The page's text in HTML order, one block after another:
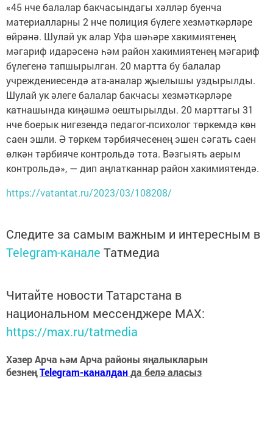
«45 нче балалар бакчасындагы хәлләр буенча
материалларны 2 нче полиция бүлеге хезмәткәрләре
өйрәнә. Шулай ук алар Уфа шәһәре хакимиятенең
мәгариф идарәсенә һәм район хакимиятенең мәгариф
бүлегенә тапшырылган. 20 мартта бу балалар
учреждениесендә ата-аналар җыелышы уздырылды.
Шулай ук әлеге балалар бакчасы хезмәткәрләре
катнашында киңәшмә оештырылды. 20 марттагы 31
нче боерык нигезендә педагог-психолог төркемдә көн
саен эшли. Ә төркем тәрбиячесенең эшен сәгать саен
өлкән тәрбияче контрольдә тота. Вәзгыять аерым
контрольдә», — дип аңлатканнар район хакимиятендә.
https://vatantat.ru/2023/03/108208/
Следите за самым важным и интересным в
Telegram-канале Татмедиа
Читайте новости Татарстана в
национальном мессенджере MАХ:
https://max.ru/tatmedia
Хәзер Арча һәм Арча районы яңалыкларын
безнеңTelegram-каналданда белә аласыз